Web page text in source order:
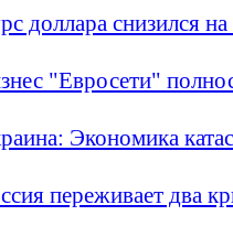
доллара снизился
"Евросети"
Экономика
переживает два